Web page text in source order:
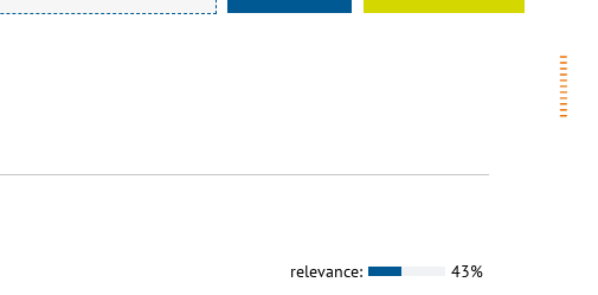
relevance: 43%